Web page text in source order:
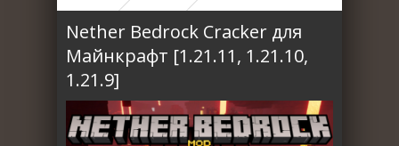
Nether Bedrock Cracker для
Майнкрафт [1.21.11, 1.21.10,
1.21.9]